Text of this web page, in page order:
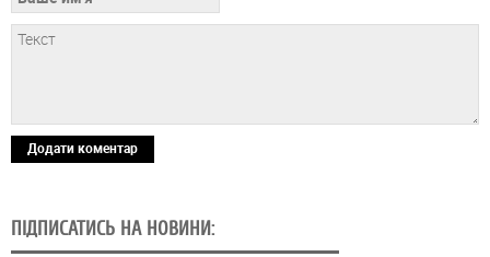
Додати коментар
ПІДПИСАТИСЬ НА НОВИНИ: